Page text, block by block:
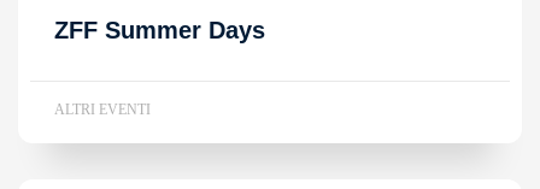
ZFF Summer Days
ALTRI EVENTI